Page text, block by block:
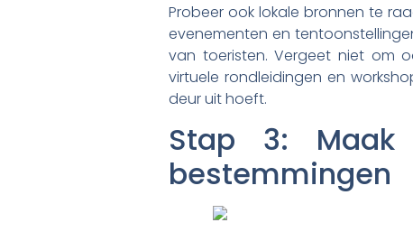
Probeer ook lokale bronnen te
evenementen en
van toeristen. Vergeet niet om
virtuele rondleidingen en
deur uit hoeft.
Stap 3:
bestemmingen